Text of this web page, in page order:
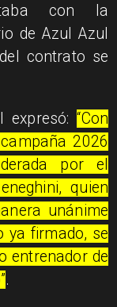
con la
de Azul Azul
contrato se
expresó:“Con
2026
por el
quien
unánime
ya firmado, se
entrenador de
.